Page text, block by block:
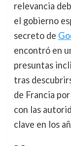
relevancia
el gobierno
secreto de
encontró en
presuntas
tras
de Francia
con las
clave en los